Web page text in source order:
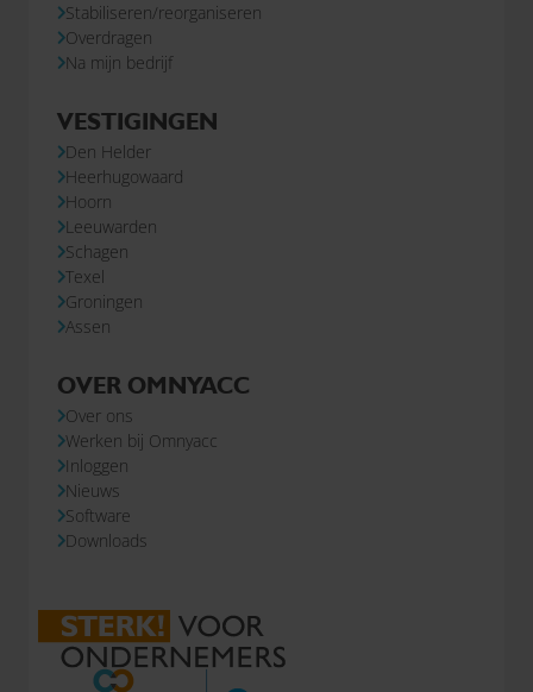
Stabiliseren/reorganiseren
Overdragen
Na mijn bedrijf
VESTIGINGEN
Den Helder
Heerhugowaard
Hoorn
Leeuwarden
Schagen
Texel
Groningen
Assen
OVER OMNYACC
Over ons
Werken bij Omnyacc
Inloggen
Nieuws
Software
Downloads